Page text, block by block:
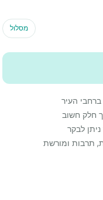
מסלול
העיר
חלק חשוב
לבקר
תרבות ומורשת